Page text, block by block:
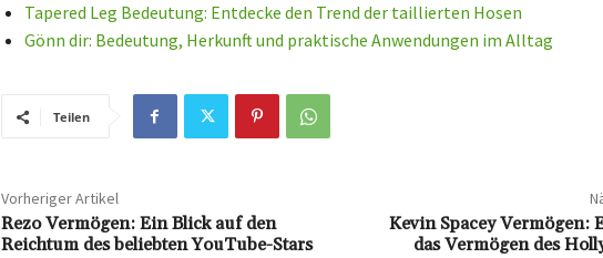
Tapered Leg Bedeutung: Entdecke den Trend der taillierten Hosen
Gönn dir: Bedeutung, Herkunft und praktische Anwendungen im Alltag
Teilen
Vorheriger Artikel
Rezo Vermögen: Ein Blick auf den
Reichtum des beliebten YouTube-Stars
Kevin Spacey Vermögen:
das Vermögen des